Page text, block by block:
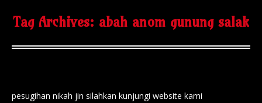
Tag Archives: abah anom gunung salak
pesugihan nikah jin silahkan kunjungi website kami